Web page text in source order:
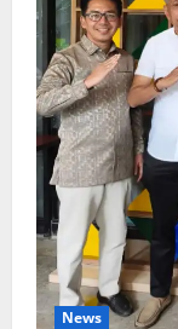
News